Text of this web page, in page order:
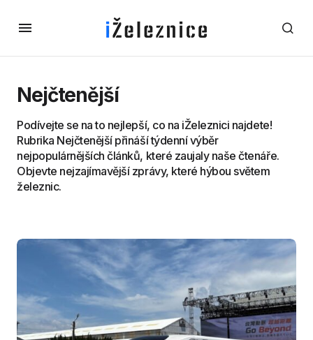
Nejčtenější
Podívejte se na to nejlepší, co na iŽeleznici najdete!
Rubrika Nejčtenější přináší týdenní výběr
nejpopulárnějších článků, které zaujaly naše čtenáře.
Objevte nejzajímavější zprávy, které hýbou světem
železnic.